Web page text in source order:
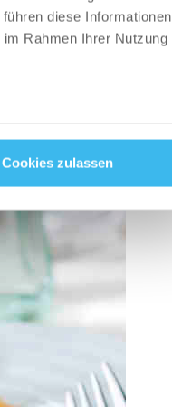
diese Informationen
Rahmen Ihrer Nutzung
Cookies zulassen
– das
das
hast. Bei
eine Kerbe in